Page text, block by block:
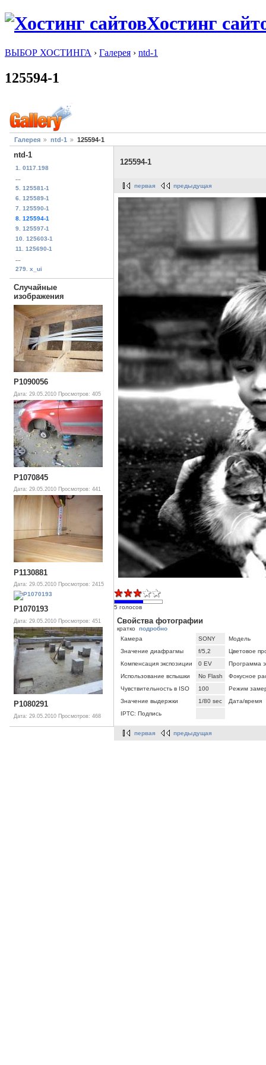
Хостинг
ВЫБОР ХОСТИНГА › Галерея › ntd-1
125594-1
Галерея ntd-1 125594-1
ntd-1
1. 0117.198
...
5. 125581-1
6. 125589-1
7. 125590-1
8. 125594-1
9. 125597-1
10. 125603-1
11. 125690-1
...
279. x_ui
Случайные
изображения
P1090056
Дата: 29.05.2010 Просмотров: 405
P1070845
Дата: 29.05.2010 Просмотров: 441
P1130881
Дата: 29.05.2010 Просмотров: 2415
P1070193
Дата: 29.05.2010 Просмотров: 451
P1080291
Дата: 29.05.2010 Просмотров: 468
125594-1
первая предыдущая
5 голосов
Свойства фотографии
кратко подробно
Камера
SONY
Модель
Значение диафрагмы
f/5,2
Цветовое
Компенсация экспозиции
0 EV
Программа
Использование вспышки
No Flash
Фокусное
Чувствительность в ISO
100
Режим
Значение выдержки
1/80 sec
Дата/время
IPTC: Подпись
первая предыдущая